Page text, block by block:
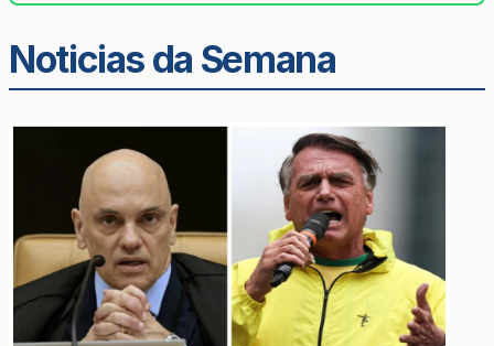
Noticias da Semana